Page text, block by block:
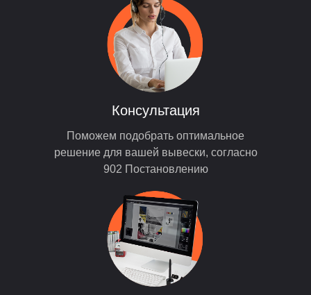
Поможем подобрать оптимальное
решение для вашей вывески, согласно
902 Постановлению
Консультация